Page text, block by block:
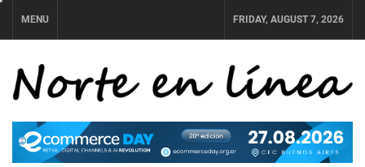
Skip
to
content
MENU FRIDAY, AUGUST 7, 2026
NORTE EN LÍNEA